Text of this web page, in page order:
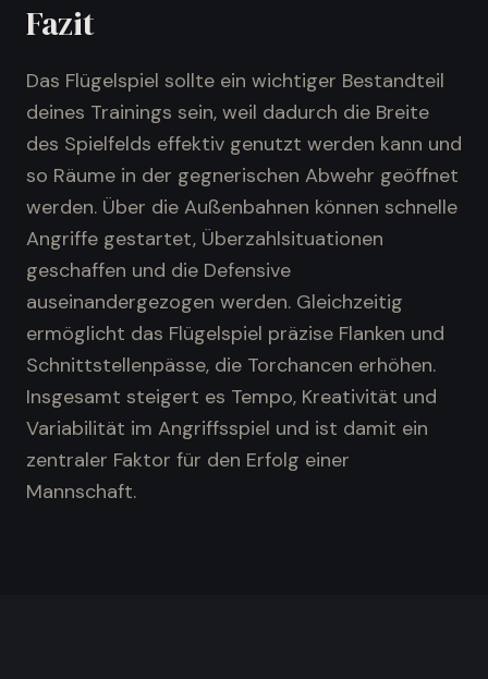
Fazit
Das Flügelspiel sollte ein wichtiger Bestandteil
deines Trainings sein, weil dadurch die Breite
des Spielfelds effektiv genutzt werden kann und
so Räume in der gegnerischen Abwehr geöffnet
werden. Über die Außenbahnen können schnelle
Angriffe gestartet, Überzahlsituationen
geschaffen und die Defensive
auseinandergezogen werden. Gleichzeitig
ermöglicht das Flügelspiel präzise Flanken und
Schnittstellenpässe, die Torchancen erhöhen.
Insgesamt steigert es Tempo, Kreativität und
Variabilität im Angriffsspiel und ist damit ein
zentraler Faktor für den Erfolg einer
Mannschaft.